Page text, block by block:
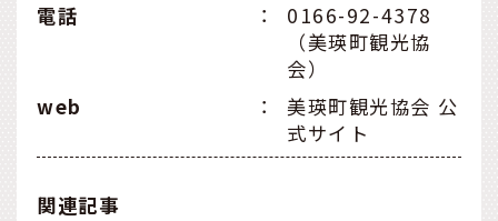
電話
：
0166-92-4378
（美瑛町観光協
会）
web
：
美瑛町観光協会 公
式サイト
関連記事